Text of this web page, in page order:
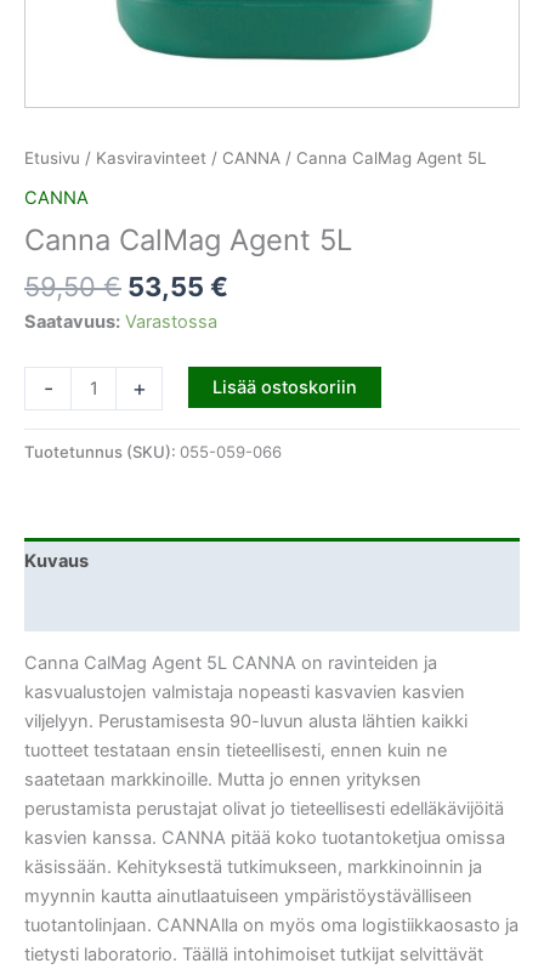
Etusivu / Kasviravinteet / CANNA / Canna CalMag Agent 5L
CANNA
Canna CalMag Agent 5L
59,50€ 53,55 €
Saatavuus: Varastossa
- + Lisää ostoskoriin
Tuotetunnus (SKU): 055-059-066
Kuvaus
Canna CalMag Agent 5L CANNA on ravinteiden ja
kasvualustojen valmistaja nopeasti kasvavien kasvien
viljelyyn. Perustamisesta 90-luvun alusta lähtien kaikki
tuotteet testataan ensin tieteellisesti, ennen kuin ne
saatetaan markkinoille. Mutta jo ennen yrityksen
perustamista perustajat olivat jo tieteellisesti edelläkävijöitä
kasvien kanssa. CANNA pitää koko tuotantoketjua omissa
käsissään. Kehityksestä tutkimukseen, markkinoinnin ja
myynnin kautta ainutlaatuiseen ympäristöystävälliseen
tuotantolinjaan. CANNAlla on myös oma logistiikkaosasto ja
tietysti laboratorio. Täällä intohimoiset tutkijat selvittävät